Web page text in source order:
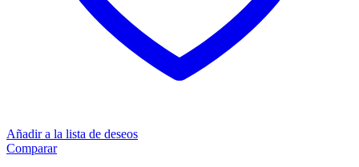
Añadir a la lista de deseos
Comparar